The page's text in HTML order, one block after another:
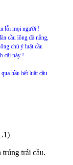
lỗi mọi người !
cầu lông đà nẵng,
chú ý luật cầu
cãi này !
hầu hết luật cầu
trái cầu.